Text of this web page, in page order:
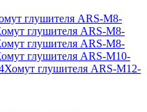
глушителя ARS-M8-
глушителя ARS-M8-
глушителя ARS-M8-
глушителя ARS-M10-
Хомут глушителя ARS-M12-